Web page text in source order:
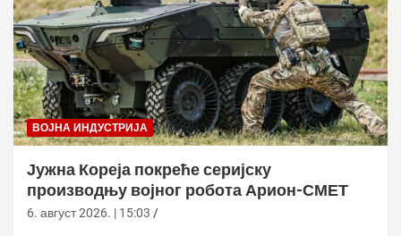
ВОЈНА ИНДУСТРИЈА
Јужна Кореја покреће серијску
производњу војног робота Арион-СМЕТ
6. август 2026. | 15:03